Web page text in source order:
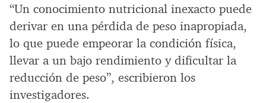
“Un conocimiento nutricional inexacto puede
derivar en una pérdida de peso inapropiada,
lo que puede empeorar la condición física,
llevar a un bajo rendimiento y dificultar la
reducción de peso”, escribieron los
investigadores.